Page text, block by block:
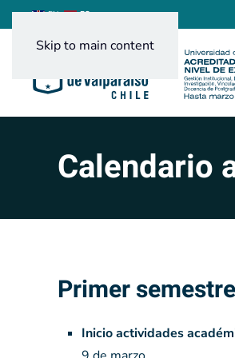
Skip to main content
EN ES
Calendario
Primer semestre
Inicio actividades